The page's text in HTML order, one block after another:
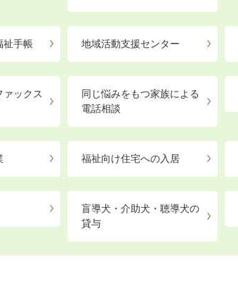
祉手帳 地域活動支援センター
ァックス
同じ悩みをもつ家族による
電話相談
福祉向け住宅への入居
盲導犬・介助犬・聴導犬の
貸与